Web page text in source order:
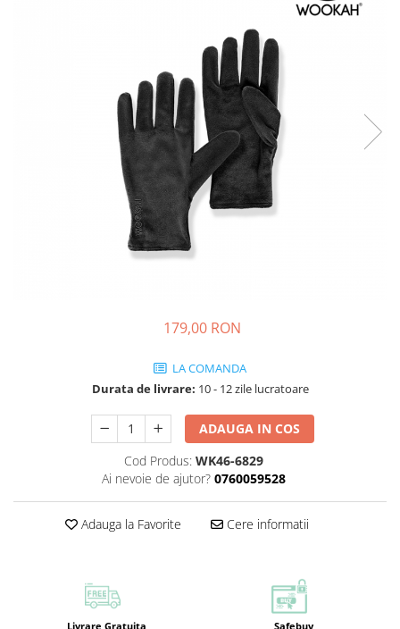
179,00 RON
LA COMANDA
Durata de livrare: 10 - 12 zile lucratoare
ADAUGA IN COS
Cod Produs: WK46-6829
Ai nevoie de ajutor? 0760059528
Adauga la Favorite Cere informatii
Livrare Gratuita Safebuy